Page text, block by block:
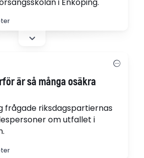
är så många osäkra
frågade riksdagspartiernas
om utfallet i